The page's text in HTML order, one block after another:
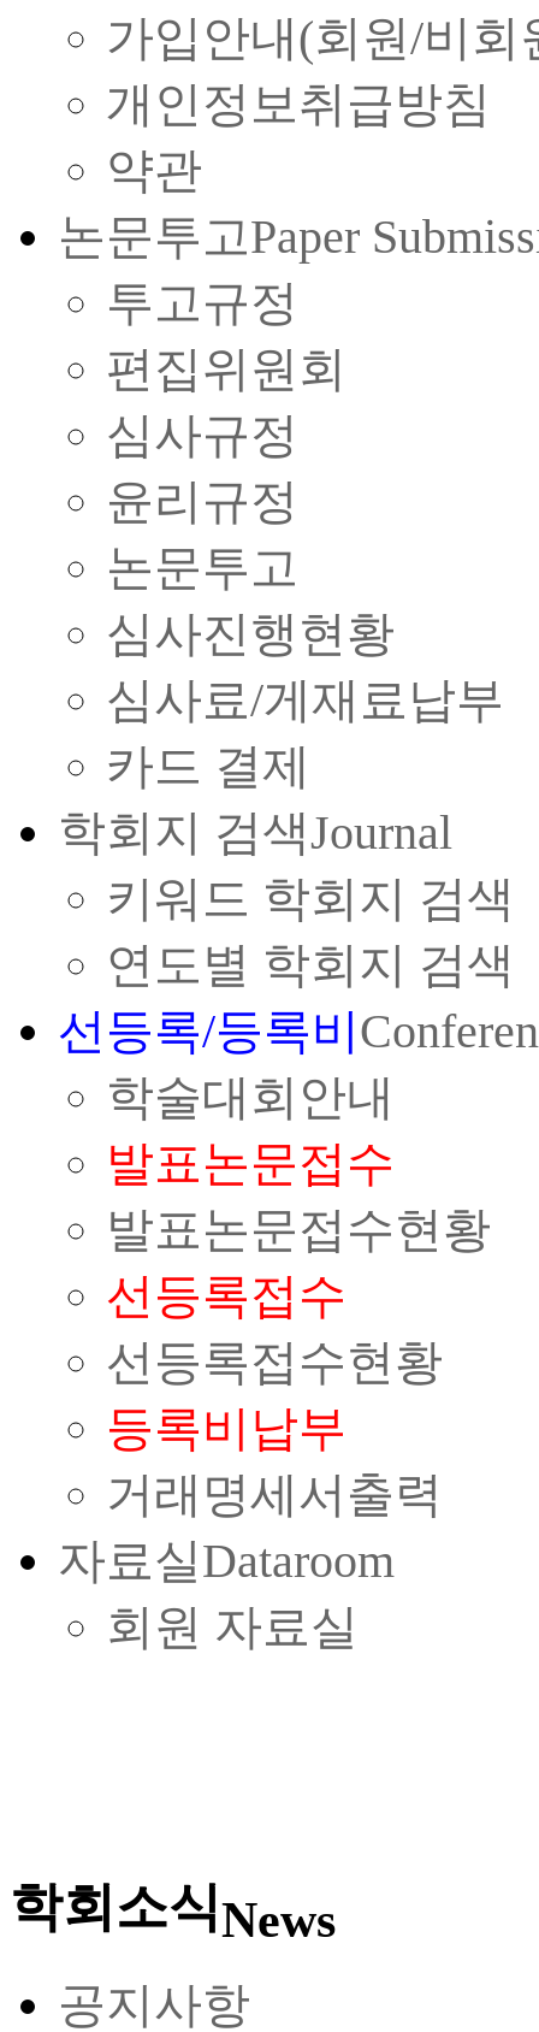
가입안내(회원/비회
개인정보취급방침
약관
논문투고Paper
투고규정
편집위원회
심사규정
윤리규정
논문투고
심사진행현황
심사료/게재료납부
카드 결제
학회지 검색Journal
키워드 학회지 검색
연도별 학회지 검색
선등록/등록비
학술대회안내
발표논문접수
발표논문접수현황
선등록접수
선등록접수현황
등록비납부
거래명세서출력
자료실Dataroom
회원 자료실
학회소식News
공지사항